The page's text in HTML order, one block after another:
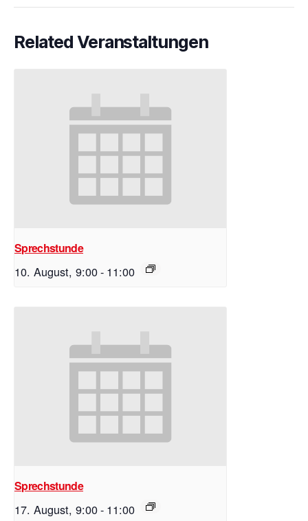
Related Veranstaltungen
Sprechstunde
10. August, 9:00- 11:00
Sprechstunde
17. August, 9:00- 11:00